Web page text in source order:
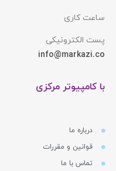
ساعت کاری
پست الکترونیکی
info@markazi.co
با کامپیوتر مرکزی
درباره ما
قوانین و مقررات
تماس با ما